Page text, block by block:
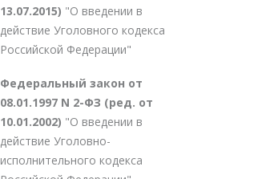
13.07.2015) "О введении в
действие Уголовного кодекса
Российской Федерации"
Федеральный закон от
08.01.1997 N 2-ФЗ (ред. от
10.01.2002) "О введении в
действие Уголовно-
исполнительного кодекса